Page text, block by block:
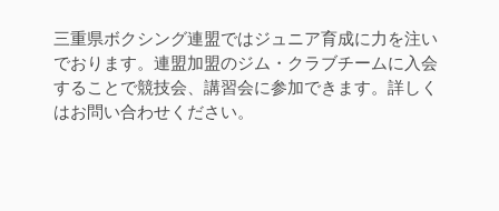
三重県ボクシング連盟ではジュニア育成に力を注い
でおります。連盟加盟のジム・クラブチームに入会
することで競技会、講習会に参加できます。詳しく
はお問い合わせください。